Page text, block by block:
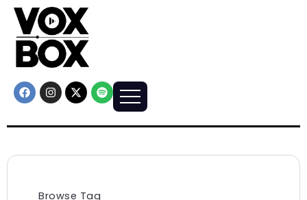
Browse Tag